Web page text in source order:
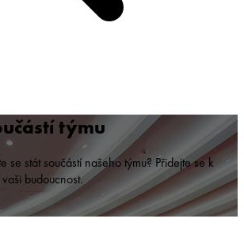
týmu
se stát součástí našeho týmu? Přidejte se k
budoucnost.